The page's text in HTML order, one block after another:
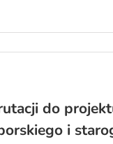
do
i